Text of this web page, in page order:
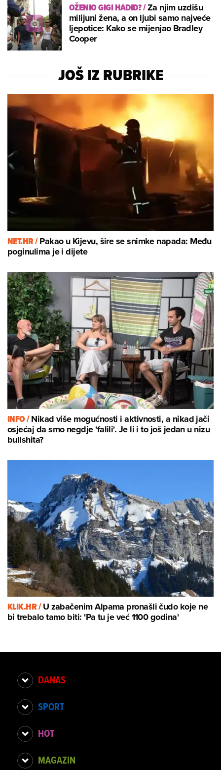
OŽENIO GIGI HADID?/Za njim uzdišu
milijuni žena, a on ljubi samo najveće
ljepotice: Kako se mijenjao Bradley
Cooper
JOŠ IZ RUBRIKE
NET.HR /Pakao u Kijevu, šire se snimke napada: Među
poginulima je i dijete
INFO /Nikad više mogućnosti i aktivnosti, a nikad jači
osjećaj da smo negdje 'falili'. Je li i to još jedan u nizu
bullshita?
KLIK.HR /U zabačenim Alpama pronašli čudo koje ne
bi trebalo tamo biti: 'Pa tu je već 1100 godina'
DANAS
SPORT
HOT
MAGAZIN